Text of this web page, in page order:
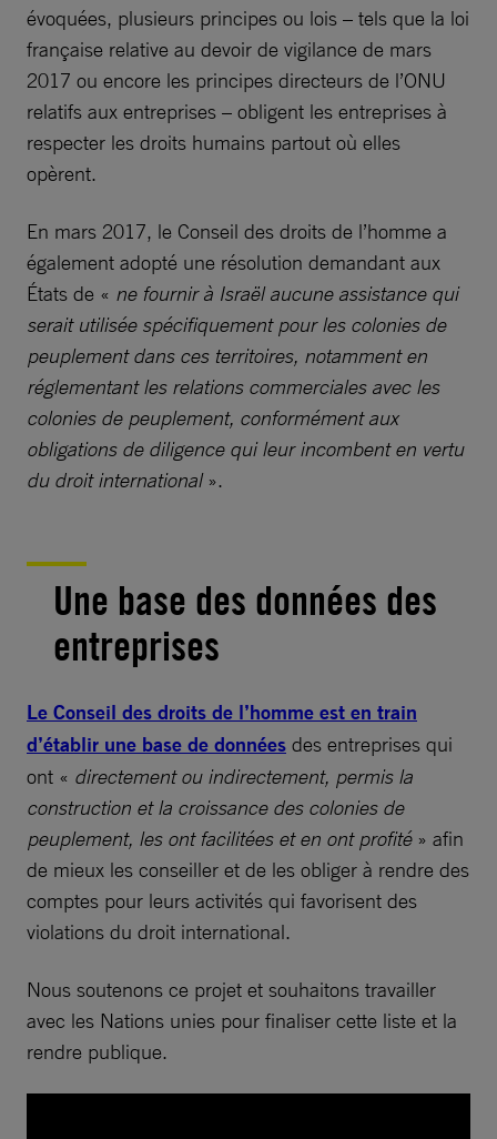
évoquées, plusieurs principes ou lois – tels que la loi
française relative au devoir de vigilance de mars
2017 ou encore les principes directeurs de l’ONU
relatifs aux entreprises – obligent les entreprises à
respecter les droits humains partout où elles
opèrent.
En mars 2017, le Conseil des droits de l’homme a
également adopté une résolution demandant aux
États de « ne fournir à Israël aucune assistance qui
serait utilisée spécifiquement pour les colonies de
peuplement dans ces territoires, notamment en
réglementant les relations commerciales avec les
colonies de peuplement, conformément aux
obligations de diligence qui leur incombent en vertu
du droit international ».
Une base des données des
entreprises
Le Conseil des droits de l’homme est en train
d’établir une base de données des entreprises qui
ont « directement ou indirectement, permis la
construction et la croissance des colonies de
peuplement, les ont facilitées et en ont profité» afin
de mieux les conseiller et de les obliger à rendre des
comptes pour leurs activités qui favorisent des
violations du droit international.
Nous soutenons ce projet et souhaitons travailler
avec les Nations unies pour finaliser cette liste et la
rendre publique.